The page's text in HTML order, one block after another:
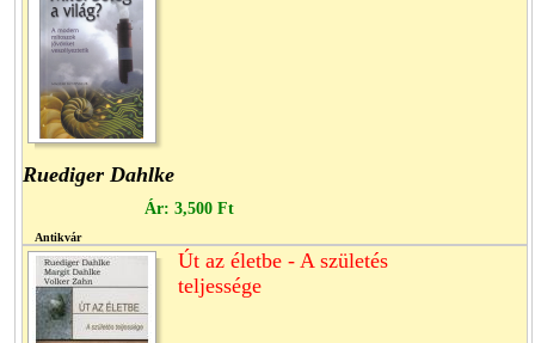
Ruediger Dahlke
Ár: 3,500 Ft
Antikvár
Út az életbe - A születés
teljessége